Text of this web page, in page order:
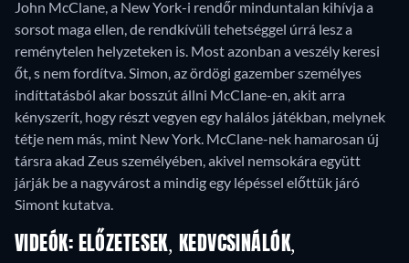
John McClane, a New York-i rendőr minduntalan kihívja a
sorsot maga ellen, de rendkívüli tehetséggel úrrá lesz a
reménytelen helyzeteken is. Most azonban a veszély keresi
őt, s nem fordítva. Simon, az ördögi gazember személyes
indíttatásból akar bosszút állni McClane-en, akit arra
kényszerít, hogy részt vegyen egy halálos játékban, melynek
tétje nem más, mint New York. McClane-nek hamarosan új
társra akad Zeus személyében, akivel nemsokára együtt
járják be a nagyvárost a mindig egy lépéssel előttük járó
Simont kutatva.
VIDEÓK: ELŐZETESEK, KEDVCSINÁLÓK,